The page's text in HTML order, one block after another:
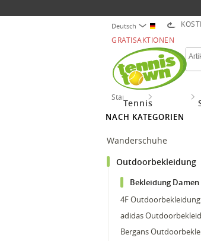
Deutsch
GRATISAKTIONEN
Tennis
Startseite
NACH KATEGORIEN
Wanderschuhe
Outdoorbekleidung
Bekleidung Damen
4F Outdoorbekleidung
adidas
Bergans